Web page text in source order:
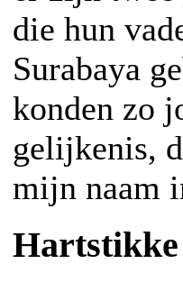
die hun
Surabaya
konden zo
gelijkenis,
mijn naam